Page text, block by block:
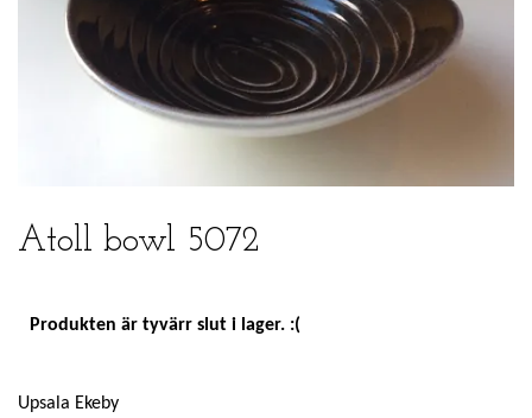
Atoll bowl 5072
Produkten är tyvärr slut i lager. :(
Upsala Ekeby